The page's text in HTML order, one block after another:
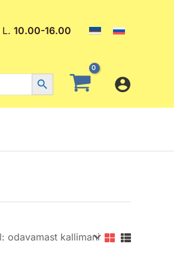
L. 10.00-16.00
Search Button